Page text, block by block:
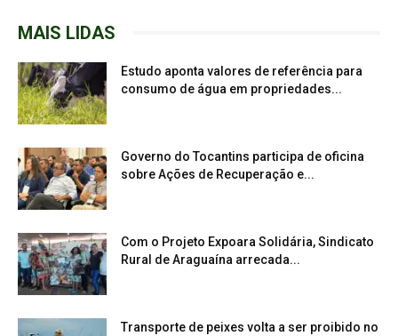
MAIS LIDAS
Estudo aponta valores de referência para
consumo de água em propriedades...
Governo do Tocantins participa de oficina
sobre Ações de Recuperação e...
Com o Projeto Expoara Solidária, Sindicato
Rural de Araguaína arrecada...
Transporte de peixes volta a ser proibido no